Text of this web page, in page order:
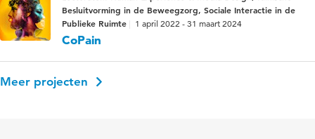
Besluitvorming in de Beweegzorg, Sociale Interactie in de
Publieke Ruimte
1 april 2022 - 31 maart 2024
CoPain
Meer projecten